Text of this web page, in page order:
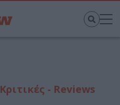
Κριτικές - Reviews